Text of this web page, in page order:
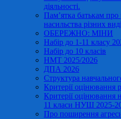
діяльності.
Пам’ятка батькам про
насильства різних
ОБЕРЕЖНО: МІНИ
Набір до 1-11 класу
Набір до 10 класів
НМТ 2025/2026
ДПА 2026
Структура
Критерії оцінювання
Критерії оцінювання
11 класи НУШ 2025-
Про поширення